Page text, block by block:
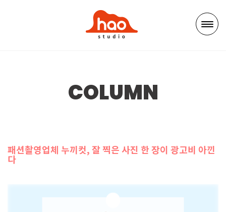
COLUMN
패션촬영업체 누끼컷, 잘 찍은 사진 한 장이 광고비 아낀
다